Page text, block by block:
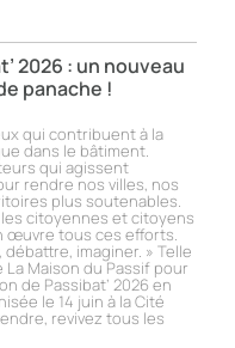
2026 : un nouveau
panache !
qui contribuent à la
dans le bâtiment.
qui agissent
rendre nos villes, nos
plus soutenables.
citoyennes et citoyens
œuvre tous ces efforts.
imaginer. » Telle
Maison du Passif pour
de Passibat’ 2026 en
le 14 juin à la Cité
revivez tous les